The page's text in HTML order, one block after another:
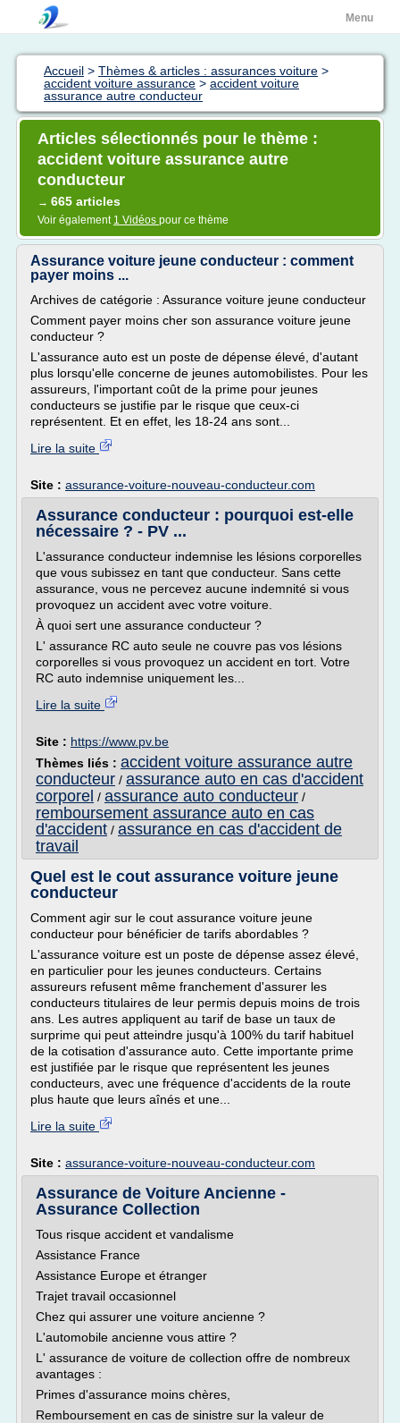
Menu
Accueil > Thèmes & articles : assurances voiture >
accident voiture assurance > accident voiture
assurance autre conducteur
Articles sélectionnés pour le thème :
accident voiture assurance autre
conducteur
→ 665 articles
Voir également 1 Vidéos pour ce thème
Assurance voiture jeune conducteur : comment
payer moins ...
Archives de catégorie : Assurance voiture jeune conducteur
Comment payer moins cher son assurance voiture jeune
conducteur ?
L'assurance auto est un poste de dépense élevé, d'autant
plus lorsqu'elle concerne de jeunes automobilistes. Pour les
assureurs, l'important coût de la prime pour jeunes
conducteurs se justifie par le risque que ceux-ci
représentent. Et en effet, les 18-24 ans sont...
Lire la suite
Site : assurance-voiture-nouveau-conducteur.com
Assurance conducteur : pourquoi est-elle
nécessaire ? - PV ...
L'assurance conducteur indemnise les lésions corporelles
que vous subissez en tant que conducteur. Sans cette
assurance, vous ne percevez aucune indemnité si vous
provoquez un accident avec votre voiture.
À quoi sert une assurance conducteur ?
L' assurance RC auto seule ne couvre pas vos lésions
corporelles si vous provoquez un accident en tort. Votre
RC auto indemnise uniquement les...
Lire la suite
Site : https://www.pv.be
Thèmes liés : accident voiture assurance autre
conducteur / assurance auto en cas d'accident
corporel / assurance auto conducteur /
remboursement assurance auto en cas
d'accident / assurance en cas d'accident de
travail
Quel est le cout assurance voiture jeune
conducteur
Comment agir sur le cout assurance voiture jeune
conducteur pour bénéficier de tarifs abordables ?
L'assurance voiture est un poste de dépense assez élevé,
en particulier pour les jeunes conducteurs. Certains
assureurs refusent même franchement d'assurer les
conducteurs titulaires de leur permis depuis moins de trois
ans. Les autres appliquent au tarif de base un taux de
surprime qui peut atteindre jusqu'à 100% du tarif habituel
de la cotisation d'assurance auto. Cette importante prime
est justifiée par le risque que représentent les jeunes
conducteurs, avec une fréquence d'accidents de la route
plus haute que leurs aînés et une...
Lire la suite
Site : assurance-voiture-nouveau-conducteur.com
Assurance de Voiture Ancienne -
Assurance Collection
Tous risque accident et vandalisme
Assistance France
Assistance Europe et étranger
Trajet travail occasionnel
Chez qui assurer une voiture ancienne ?
L'automobile ancienne vous attire ?
L' assurance de voiture de collection offre de nombreux
avantages :
Primes d'assurance moins chères,
Remboursement en cas de sinistre sur la valeur de